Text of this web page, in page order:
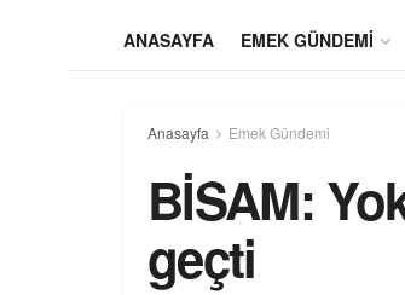
ANASAYFA EMEK GÜNDEMI
Anasayfa Emek Gündemi
BİSAM:
geçti